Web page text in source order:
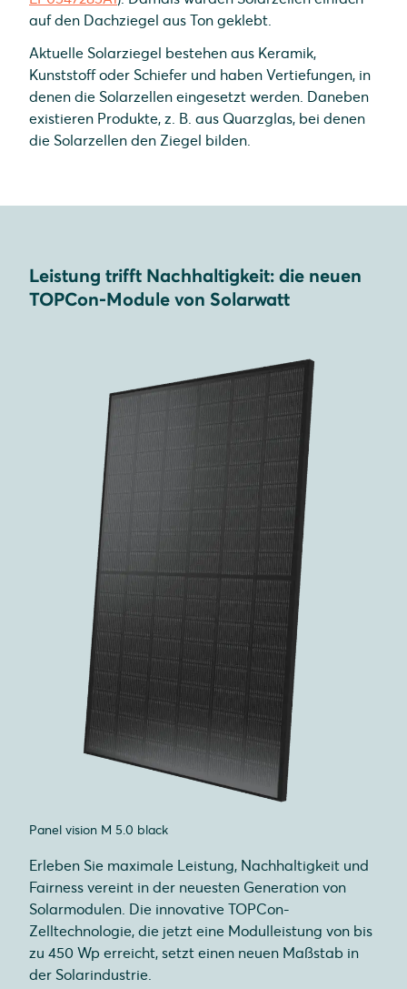
auf den Dachziegel aus Ton geklebt.
Aktuelle Solarziegel bestehen aus Keramik,
Kunststoff oder Schiefer und haben Vertiefungen, in
denen die Solarzellen eingesetzt werden. Daneben
existieren Produkte, z. B. aus Quarzglas, bei denen
die Solarzellen den Ziegel bilden.
Leistung trifft Nachhaltigkeit: die neuen
TOPCon-Module von Solarwatt
Panel vision M 5.0 black
Erleben Sie maximale Leistung, Nachhaltigkeit und
Fairness vereint in der neuesten Generation von
Solarmodulen. Die innovative TOPCon-
Zelltechnologie, die jetzt eine Modulleistung von bis
zu 450 Wp erreicht, setzt einen neuen Maßstab in
der Solarindustrie.